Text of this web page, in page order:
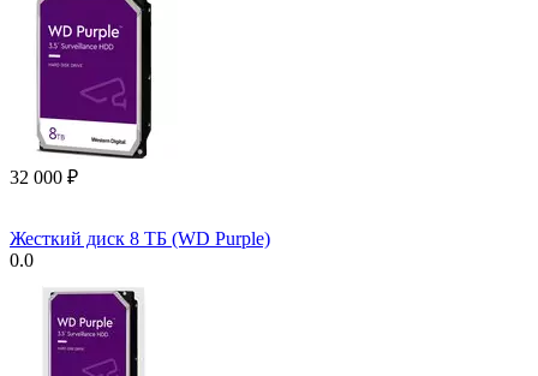
32 000 ₽
Жесткий диск 8 ТБ (WD Purple)
0.0